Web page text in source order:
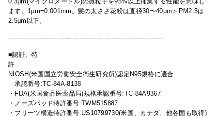
ます。1μm=0.001mm。髪の太ささ花粉は直径30〜40μm＞PM2.5は
2.5μm以下。
--------------------------------------------------------------------------
■認証、特
NIOSH(米国 国立労働安全衛生研究所)認定 N95規格に適合
承認番号:TC-84A-8138
・ FDA(米国食品医薬品局)規格承認番号:TC-84A9367
・ノーズパッド特許番号:TWM515887
・ プリーツ構造特許番号:US10799730(米国、カナダ、他各国も取得)